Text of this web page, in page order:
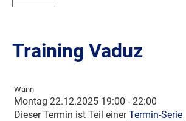
Training Vaduz
Wann
Montag 22.12.2025 19:00 - 22:00
Dieser Termin ist Teil einerTermin-Serie